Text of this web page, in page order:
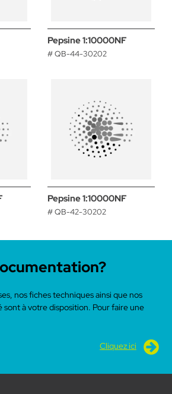
Pepsine 1:10000NF
# QB-44-30202
Pepsine 1:10000NF
# QB-42-30202
nos fiches techniques ainsi que nos
à votre disposition. Pour faire une
Cliquez ici